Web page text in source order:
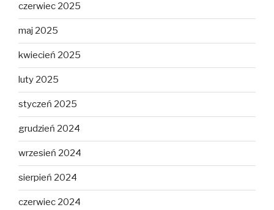
czerwiec 2025
maj 2025
kwiecień 2025
luty 2025
styczeń 2025
grudzień 2024
wrzesień 2024
sierpień 2024
czerwiec 2024